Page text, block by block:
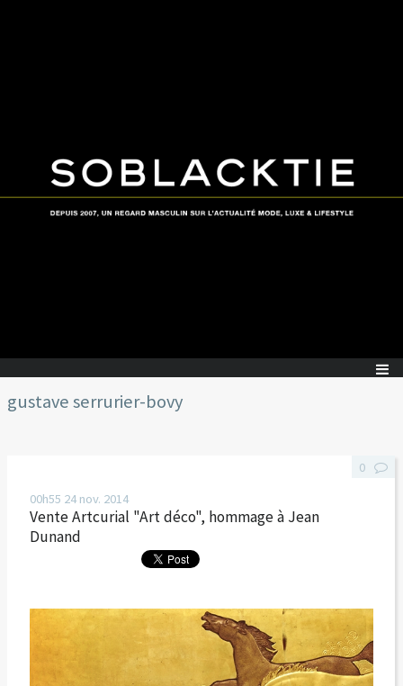
gustave serrurier-bovy
00h55 24 nov. 2014
Vente Artcurial "Art déco", hommage à Jean
Dunand
0